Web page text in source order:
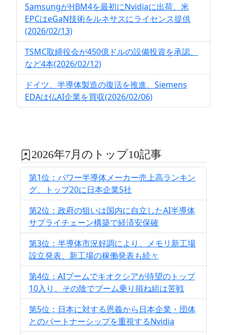
SamsungがHBM4を最初にNvidiaに出荷、米
EPCはeGaN技術をルネサスにライセンス提供
(2026/02/13)
TSMC取締役会が450億ドルの設備投資を承認、
など4本(2026/02/12)
ドイツ、半導体製造の復活を推進、Siemens
EDAは仏AI企業を買収(2026/02/06)
2026年7月のトップ10記事
第1位：パワー半導体メーカー売上高ランキン
グ、トップ20に日本企業5社
第2位：政府の狙いは国内に自立したAI半導体
サプライチェーン構築で経済安保確
第3位：半導体市況好調により、メモリ新工場
設立発表、新工場の稼働発表も続々
第4位：AIブームでキオクシアが待望のトップ
10入り、その陰でブーム乗り損ね組は苦戦
第5位：日本に対する恩義から日本企業・団体
とのパートナーシップを重視するNvidia